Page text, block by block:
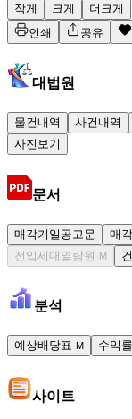
작게
크게
더크게
인쇄
공유
대법원
물건내역 사건내역
사진보기
문서
매각기일공고문 매
전입세대열람원
M
분석
예상배당표 M 수익
사이트